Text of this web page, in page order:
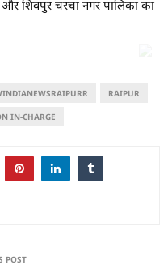
शिवपुर चरचा नगर पालिका का
RAIPUR
IN-CHARGE
POST